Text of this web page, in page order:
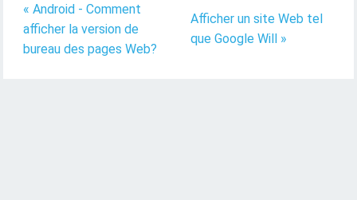
« Android - Comment
afficher la version de
bureau des pages Web?
Afficher un site Web tel
que Google Will »